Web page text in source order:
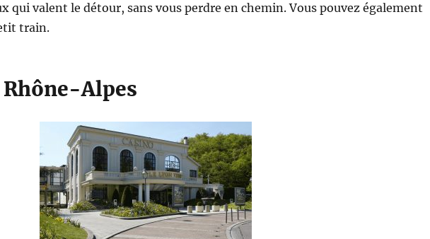
qui valent le détour, sans vous perdre en chemin. Vous pouvez également
train.
Rhône-Alpes